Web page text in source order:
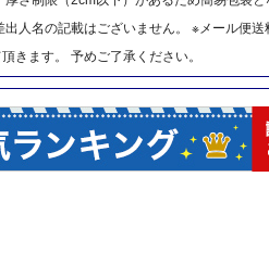
人名の記載はございません。 ※メール便
きます。 予めご了承ください。